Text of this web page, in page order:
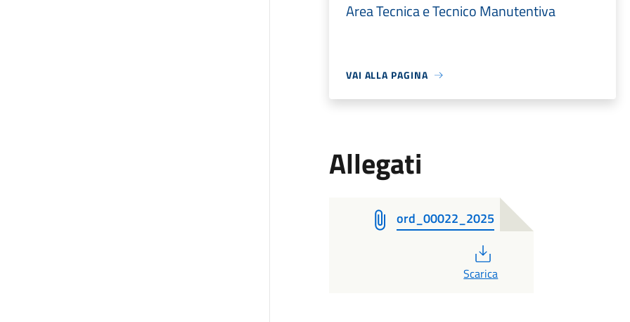
Area Tecnica e Tecnico Manutentiva
VAI ALLA PAGINA
Allegati
ord_00022_2025
Scarica